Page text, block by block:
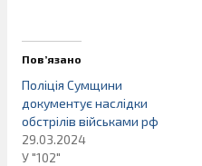
Пов’язано
Поліція Сумщини
документує наслідки
обстрілів військами рф
29.03.2024
У "102"